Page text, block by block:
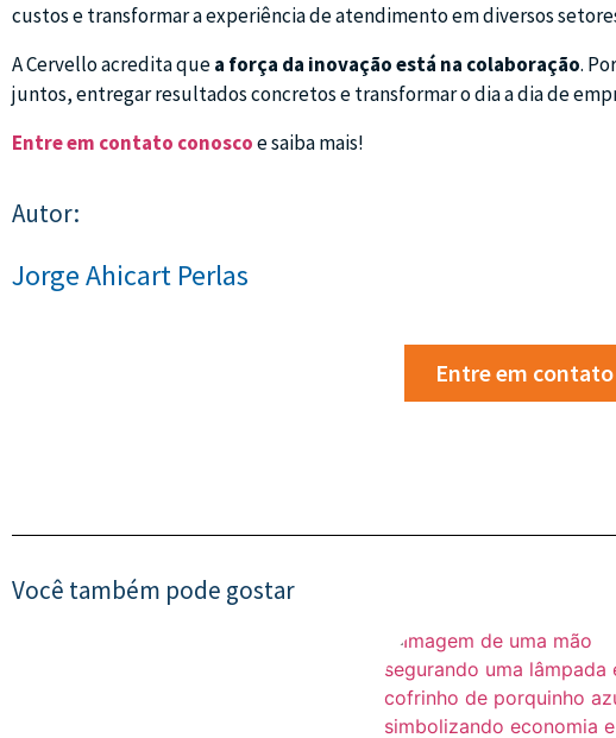
custos e transformar a experiência de atendimento em diversos
A Cervello acredita quea força da inovação está na colaboração.
juntos, entregar resultados concretos e transformar o dia a dia de
Entre em contato conoscoe saiba mais!
Autor:
Jorge Ahicart Perlas
Entre em contato
Você também pode gostar